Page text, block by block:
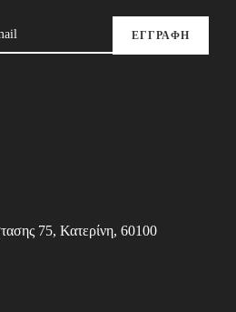
ΕΓΓΡΑΦΗ
75, Κατερίνη, 60100